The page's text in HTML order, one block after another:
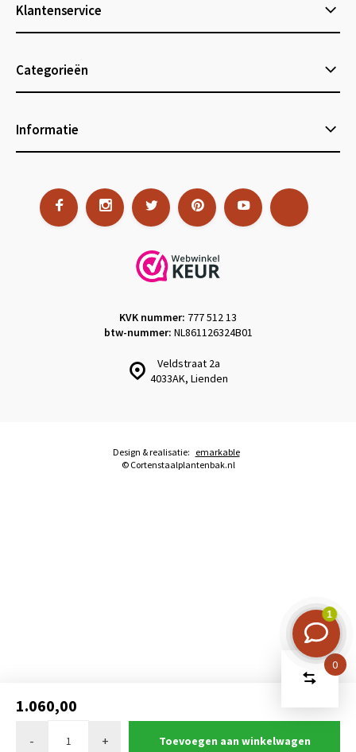
1.060,00
- + Toevoegen aan winkelwagen
Klantenservice
Categorieën
Informatie
Veldstraat 2a
4033AK, Lienden
KVK nummer: 777 512 13
btw-nummer: NL861126324B01
© Cortenstaalplantenbak.nl
Design & realisatie: emarkable
0
Vergelijk
producten
Verwijder alle
artikelen
Start